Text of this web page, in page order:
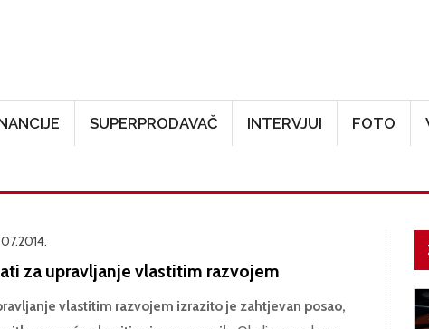
SUPERPRODAVAČ INTERVJUI FOTO
za upravljanje vlastitim razvojem
vlastitim razvojem izrazito je zahtjevan posao,